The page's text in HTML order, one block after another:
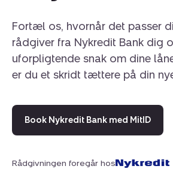
stemningsfulde liv i Tisvilde går op i
Fortæl os, hvornår det passer
rådgiver fra Nykredit Bank dig
uforpligtende snak om dine
er du et skridt tættere på din
Book Nykredit Bank med MitID
Rådgivningen foregår hos